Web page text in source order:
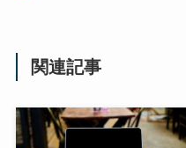
関連記事